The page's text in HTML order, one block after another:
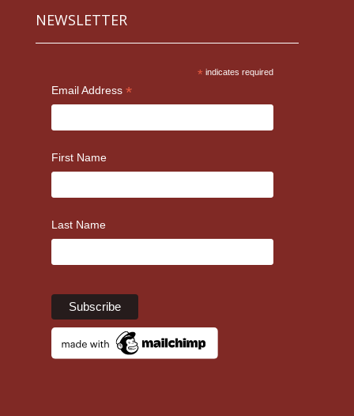
NEWSLETTER
* indicates required
Email Address *
First Name
Last Name